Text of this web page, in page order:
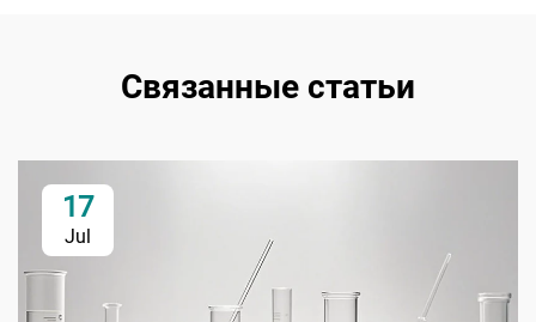
Связанные статьи
17
Jul